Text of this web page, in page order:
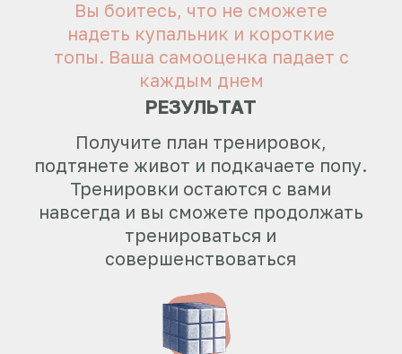
ЗАСИЖИВАЕТЕСЬ НА РАБОТЕ
Вы устаете, все болит. Хотите
расслабить тело и забыть про
частные боли
РЕЗУЛЬТАТ
Примените быстрые упражнения,
которые мгновенно снимают боль. А
также получите упажнения, которые
появлялись
зоны с помощью простых методов